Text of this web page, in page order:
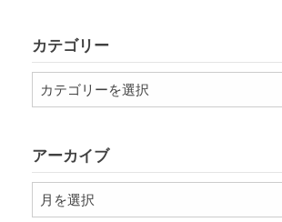
カテゴリー
テ
ー
アーカイブ
ア
ー